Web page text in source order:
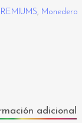
, Monedero
adicional